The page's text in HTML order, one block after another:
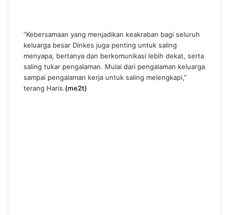
“Kebersamaan yang menjadikan keakraban bagi seluruh
keluarga besar Dinkes juga penting untuk saling
menyapa, bertanya dan berkomunikasi lebih dekat, serta
saling tukar pengalaman. Mulai dari pengalaman keluarga
sampai pengalaman kerja untuk saling melengkapi,”
terang Haris.(me2t)